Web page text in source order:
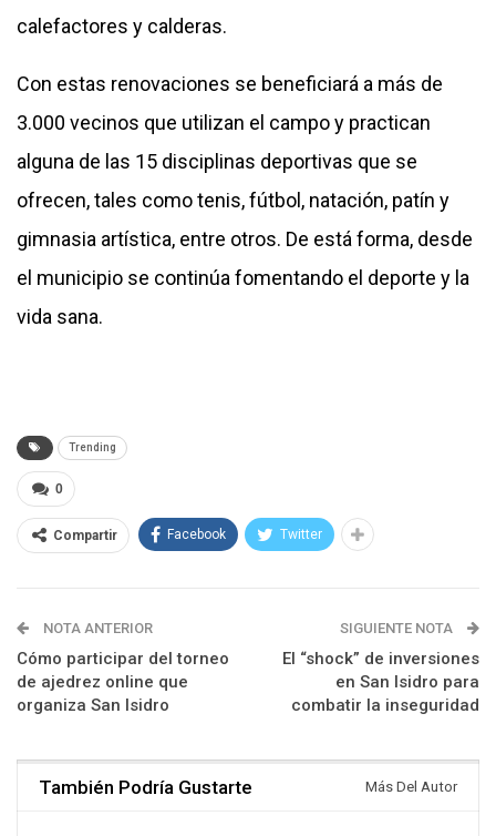
calefactores y calderas.
Con estas renovaciones se beneficiará a más de
3.000 vecinos que utilizan el campo y practican
alguna de las 15 disciplinas deportivas que se
ofrecen, tales como tenis, fútbol, natación, patín y
gimnasia artística, entre otros. De está forma, desde
el municipio se continúa fomentando el deporte y la
vida sana.
Trending
0
Compartir Facebook Twitter
NOTA ANTERIOR
Cómo participar del torneo
de ajedrez online que
organiza San Isidro
SIGUIENTE NOTA
El “shock” de inversiones
en San Isidro para
combatir la inseguridad
También Podría Gustarte Más Del Autor